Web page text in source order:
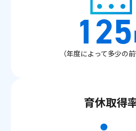
125
（年度によって多少の前
育休取得